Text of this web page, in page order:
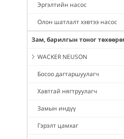
Эргэлтийн насос
Олон шатлалт хэвтээ насос
Зам, барилгын тоног
WACKER NEUSON
Босоо дагтаршуулагч
Хавтгай нягтруулагч
Замын индүү
Гэрэлт цамхаг